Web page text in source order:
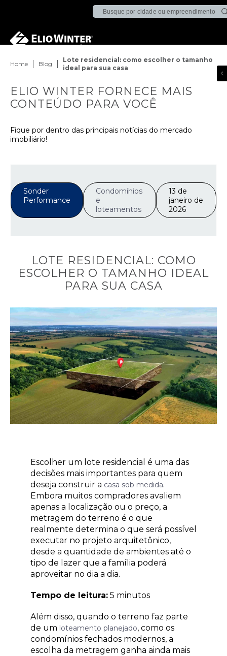
Home Blog
Lote residencial: como escolher o tamanho
ideal para sua casa
ELIO WINTER FORNECE MAIS
CONTEÚDO PARA VOCÊ
Fique por dentro das principais notícias do mercado
imobiliário!
Sonder
Performance
Condomínios
e
loteamentos
13 de
janeiro de
2026
LOTE RESIDENCIAL: COMO
ESCOLHER O TAMANHO IDEAL
PARA SUA CASA
Escolher um lote residencial é uma das
decisões mais importantes para quem
deseja construir a casa sob medida.
Embora muitos compradores avaliem
apenas a localização ou o preço, a
metragem do terreno é o que
realmente determina o que será possível
executar no projeto arquitetônico,
desde a quantidade de ambientes até o
tipo de lazer que a família poderá
aproveitar no dia a dia.
Tempo de leitura: 5 minutos
Além disso, quando o terreno faz parte
de um loteamento planejado, como os
condomínios fechados modernos, a
escolha da metragem ganha ainda mais